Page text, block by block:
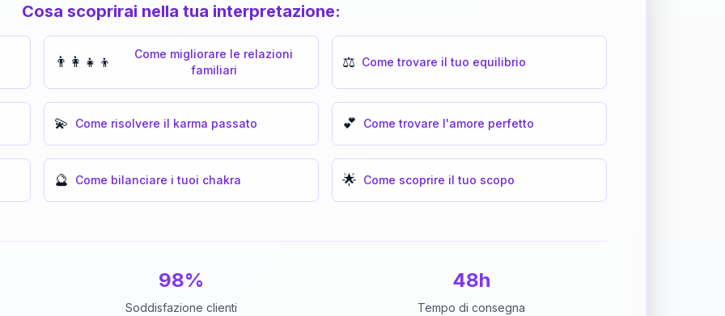
Cosa scoprirai nella tua interpretazione:
👨‍👩‍👧‍👦
Come migliorare le relazioni
familiari
⚖️ Come trovare il tuo equilibrio
💫 Come risolvere il karma passato 💕 Come trovare l'amore perfetto
🔮 Come bilanciare i tuoi chakra 🌟 Come scoprire il tuo scopo
98%
Soddisfazione clienti
48h
Tempo di consegna